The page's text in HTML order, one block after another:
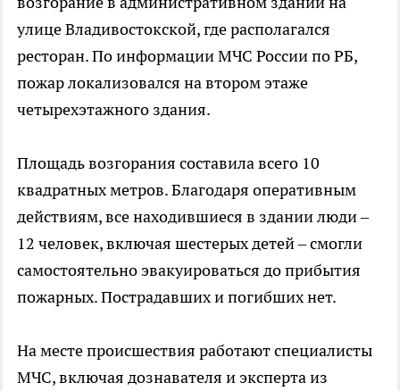
улице Владивостокской, где располагался
ресторан. По информации МЧС России по РБ,
пожар локализовался на втором этаже
четырехэтажного здания.
Площадь возгорания составила всего 10
квадратных метров. Благодаря оперативным
действиям, все находившиеся в здании люди –
12 человек, включая шестерых детей – смогли
самостоятельно эвакуироваться до прибытия
пожарных. Пострадавших и погибших нет.
На месте происшествия работают специалисты
МЧС, включая дознавателя и эксперта из